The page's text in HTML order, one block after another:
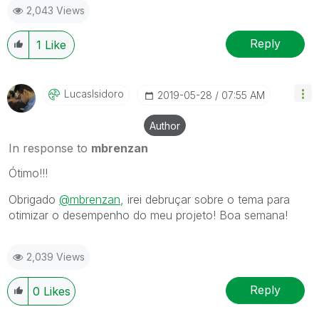
2,043 Views
1 Like Reply
LucasIsidoro ‎2019-05-28 07:55 AM
Author
In response to mbrenzan
Ótimo!!!
Obrigado @mbrenzan , irei debruçar sobre o tema para
otimizar o desempenho do meu projeto! Boa semana!
2,039 Views
0 Likes Reply